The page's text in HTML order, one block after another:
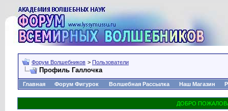
Форум Волшебников > Пользователи
Профиль Галлочка
Главная Форум Фигурок Волшебная Рассылка Наш Магазин